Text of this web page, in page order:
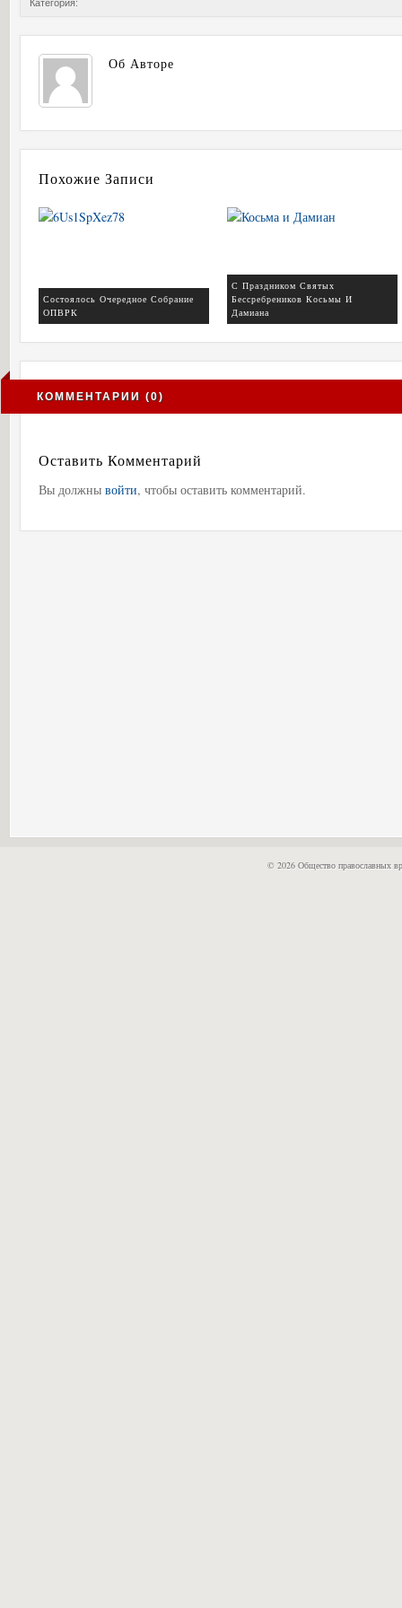
Категория:
Об Авторе
Похожие Записи
Состоялось Очередное Собрание
ОПВРК
С Праздником Святых
Бессребреников Косьмы И
Дамиана
КОММЕНТАРИИ (0)
Оставить Комментарий
Вы должны войти, чтобы оставить комментарий.
© 2026 Общество православных